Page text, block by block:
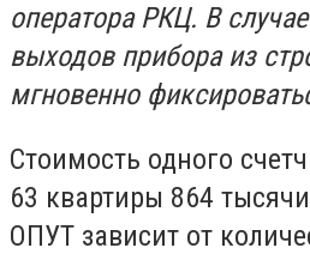
оператора РКЦ. В
выходов прибора из
мгновенно
Стоимость одного
63 квартиры 864
ОПУТ зависит от